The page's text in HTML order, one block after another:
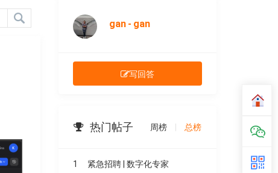
gan - gan
写回答
热门帖子 周榜 总榜
1 紧急招聘 | 数字化专家